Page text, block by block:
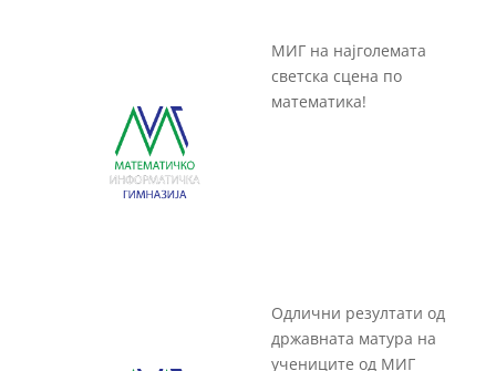
МИГ на најголемата
светска сцена по
математика!
Одлични резултати од
државната матура на
учениците од МИГ